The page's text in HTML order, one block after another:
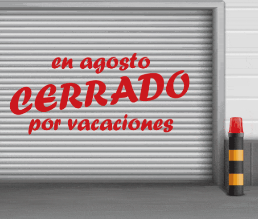
PAÍS VASCO ESPAÑA INTERNACIONAL
como polo tecnológico
con un proyecto valorado en 4,5 millones de euros, que
para aportar nuevo valor a los operadores del enclave
suscrito a Transporte XXI, el periódico del transporte y